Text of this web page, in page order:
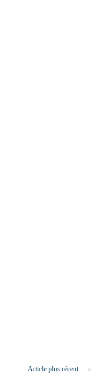
Article plus récent